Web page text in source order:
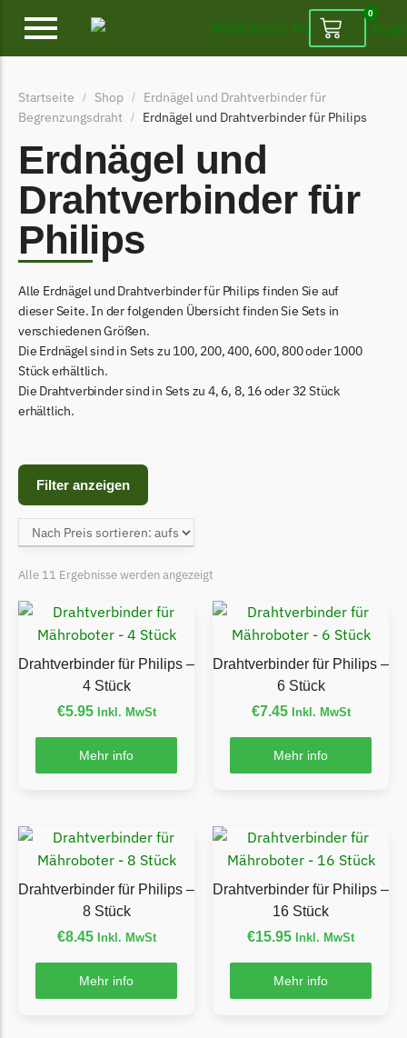
Alpina Messer
Ambrogio
Ambrogio Messer
Begrenzungsdraht
Belrobotics
Belrobotics Messer
Begrenzungsdraht
Black & Decker
Black & Decker Messer
Begrenzungsdraht
Bosch Indego Messer
Central Park
Cramer
Cramer Messer
Begrenzungsdraht
Cub Cadet
Begrenzungsdraht
Ecovacs Messer
Einhell Messer
Etesia
0
Startseite / Shop /
Erdnägel und Drahtverbinder für
Begrenzungsdraht
/ Erdnägel und Drahtverbinder für Philips
Erdnägel und
Drahtverbinder für
Philips
Alle Erdnägel und Drahtverbinder für Philips finden Sie auf
dieser Seite. In der folgenden Übersicht finden Sie Sets in
verschiedenen Größen.
Die Erdnägel sind in Sets zu 100, 200, 400, 600, 800 oder 1000
Stück erhältlich.
Die Drahtverbinder sind in Sets zu 4, 6, 8, 16 oder 32 Stück
erhältlich.
Filter anzeigen
Alle 11 Ergebnisse werden angezeigt
Drahtverbinder für Philips –
4 Stück
€5.95 Inkl. MwSt
Mehr info
Drahtverbinder für Philips –
6 Stück
€7.45 Inkl. MwSt
Mehr info
Drahtverbinder für Philips –
8 Stück
€8.45 Inkl. MwSt
Mehr info
Drahtverbinder für Philips –
16 Stück
€15.95 Inkl. MwSt
Mehr info